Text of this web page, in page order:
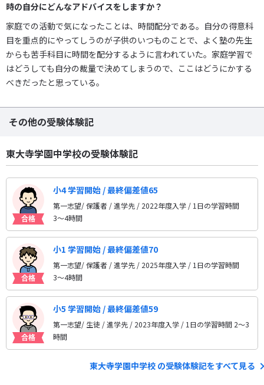
時の自分にどんなアドバイスをしますか？
家庭での活動で気になったことは、時間配分である。自分の得意科
目を重点的にやってしうのが子供のいつものことで、よく塾の先生
からも苦手科目に時間を配分するように言われていた。家庭学習で
はどうしても自分の裁量で決めてしまうので、ここはどうにかする
べきだったと思っている。
その他の受験体験記
東大寺学園中学校の受験体験記
小4 学習開始 / 最終偏差値65
第一志望/ 保護者 / 進学先/ 2022年度入学 / 1日の学習時間
3〜4時間
小1 学習開始 / 最終偏差値70
第一志望/ 保護者 / 進学先/ 2025年度入学 / 1日の学習時間
3〜4時間
小5 学習開始 / 最終偏差値59
第一志望/ 生徒 / 進学先/ 2023年度入学 / 1日の学習時間 2〜3
時間
東大寺学園中学校 の受験体験記をすべて見る